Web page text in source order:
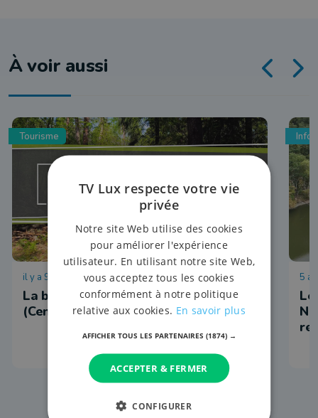
À voir aussi
Tourisme
il y a 9 heures
La balade de l'été 2026 : Étape 6
(Cens)
Info
5
TV Lux respecte votre vie
privée
Notre site Web utilise des cookies
pour améliorer l'expérience
utilisateur. En utilisant notre site Web,
vous acceptez tous les cookies
conformément à notre politique
relative aux cookies. En savoir plus
AFFICHER TOUS LES PARTENAIRES (1874) →
ACCEPTER & FERMER
CONFIGURER